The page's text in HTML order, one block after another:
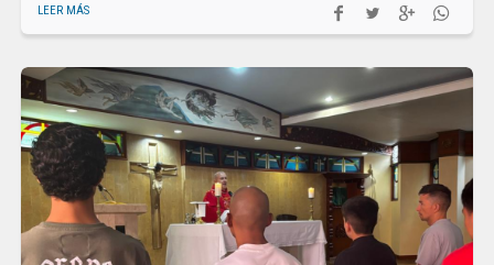
LEER MÁS